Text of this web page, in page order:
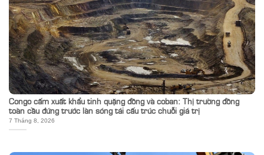
Congo cấm xuất khẩu tinh quặng đồng và coban: Thị trường đồng
toàn cầu đứng trước làn sóng tái cấu trúc chuỗi giá trị
7 Tháng 8, 2026